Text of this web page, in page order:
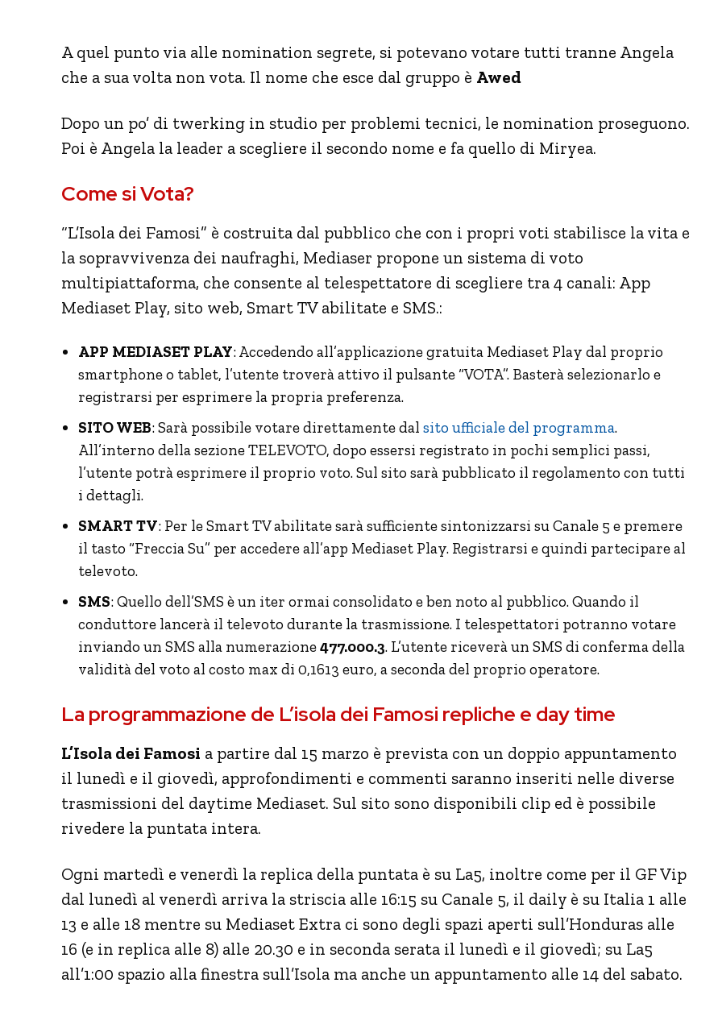
A quel punto via alle nomination segrete, si potevano votare tutti tranne Angela
che a sua volta non vota. Il nome che esce dal gruppo è Awed
Dopo un po’ di twerking in studio per problemi tecnici, le nomination proseguono.
Poi è Angela la leader a scegliere il secondo nome e fa quello di Miryea.
Come si Vota?
“L’Isola dei Famosi” è costruita dal pubblico che con i propri voti stabilisce la vita e
la sopravvivenza dei naufraghi, Mediaser propone un sistema di voto
multipiattaforma, che consente al telespettatore di scegliere tra 4 canali: App
Mediaset Play, sito web, Smart TV abilitate e SMS.:
APP MEDIASET PLAY: Accedendo all’applicazione gratuita Mediaset Play dal proprio
smartphone o tablet, l’utente troverà attivo il pulsante “VOTA”. Basterà selezionarlo e
registrarsi per esprimere la propria preferenza.
SITO WEB: Sarà possibile votare direttamente dal sito ufficiale del programma.
All’interno della sezione TELEVOTO, dopo essersi registrato in pochi semplici passi,
l’utente potrà esprimere il proprio voto. Sul sito sarà pubblicato il regolamento con tutti
i dettagli.
SMART TV: Per le Smart TV abilitate sarà sufficiente sintonizzarsi su Canale 5 e premere
il tasto “Freccia Su” per accedere all’app Mediaset Play. Registrarsi e quindi partecipare al
televoto.
SMS: Quello dell’SMS è un iter ormai consolidato e ben noto al pubblico. Quando il
conduttore lancerà il televoto durante la trasmissione. I telespettatori potranno votare
inviando un SMS alla numerazione477.000.3. L’utente riceverà un SMS di conferma della
validità del voto al costo max di 0,1613 euro, a seconda del proprio operatore.
La programmazione de L’isola dei Famosi repliche e day time
L’Isola dei Famosi a partire dal 15 marzo è prevista con un doppio appuntamento
il lunedì e il giovedì, approfondimenti e commenti saranno inseriti nelle diverse
trasmissioni del daytime Mediaset. Sul sito sono disponibili clip ed è possibile
rivedere la puntata intera.
Ogni martedì e venerdì la replica della puntata è su La5, inoltre come per il GF Vip
dal lunedì al venerdì arriva la striscia alle 16:15 su Canale 5, il daily è su Italia 1 alle
13 e alle 18 mentre su Mediaset Extra ci sono degli spazi aperti sull’Honduras alle
16 (e in replica alle 8) alle 20.30 e in seconda serata il lunedì e il giovedì; su La5
all’1:00 spazio alla finestra sull’Isola ma anche un appuntamento alle 14 del sabato.